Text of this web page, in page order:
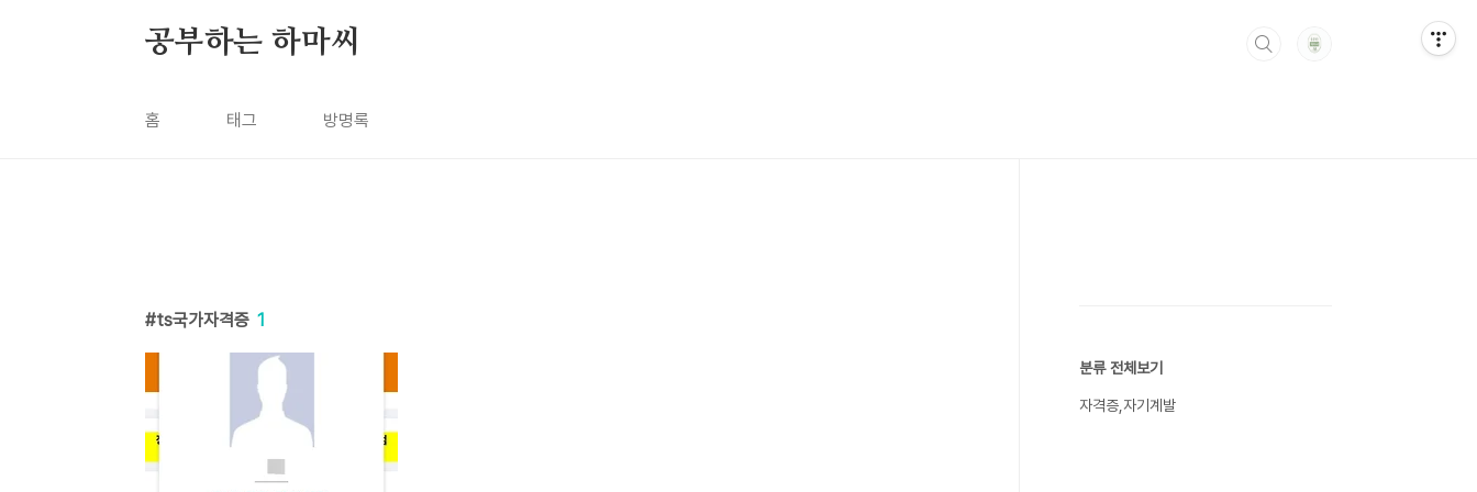
공부하는 하마씨
홈 태그 방명록
ts국가자격증 1
분류 전체보기
자격증,자기계발